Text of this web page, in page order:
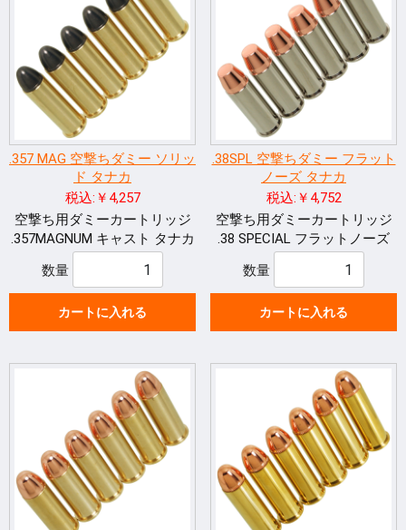
.357 MAG 空撃ちダミー ソリッ
ド タナカ
税込:￥4,257
空撃ち用ダミーカートリッジ
.357MAGNUM キャスト タナカ
数量
カートに入れる
.38SPL 空撃ちダミー フラット
ノーズ タナカ
税込:￥4,752
空撃ち用ダミーカートリッジ
.38 SPECIAL フラットノーズ
数量
カートに入れる